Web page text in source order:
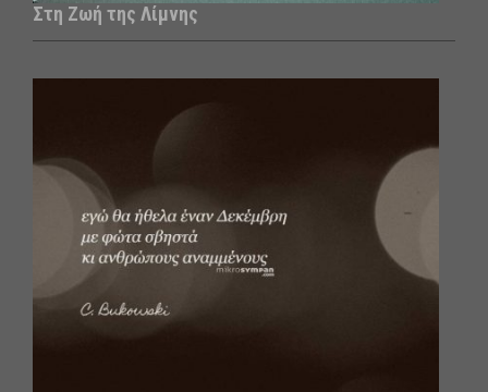
Στη Ζωή της Λίμνης